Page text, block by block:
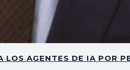
LOS AGENTES DE IA POR